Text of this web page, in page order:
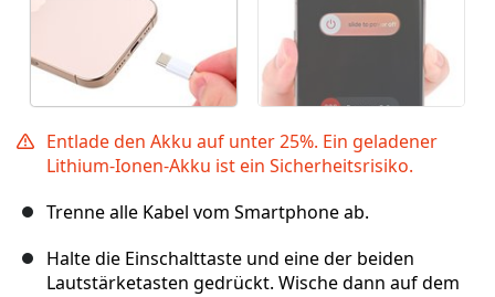
Entlade den Akku auf unter 25%. Ein geladener
Lithium-Ionen-Akku ist ein Sicherheitsrisiko.
Trenne alle Kabel vom Smartphone ab.
Halte die Einschalttaste und eine der beiden
Lautstärketasten gedrückt. Wische dann auf dem